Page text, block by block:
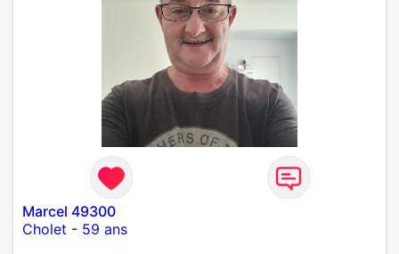
Marcel 49300
Cholet - 59 ans